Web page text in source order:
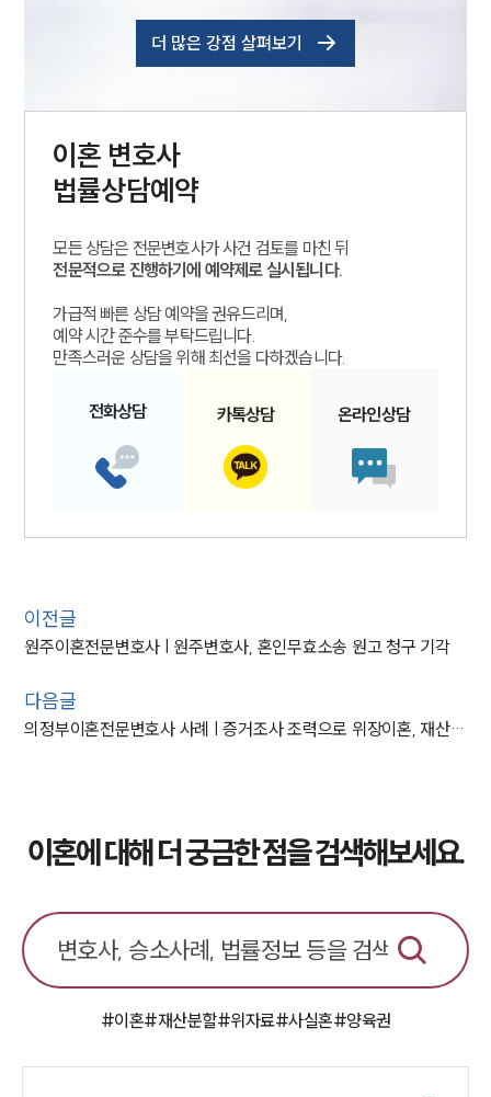
더 많은 강점 살펴보기
이혼 변호사
법률상담예약
모든 상담은 전문변호사가 사건 검토를 마친 뒤
전문적으로 진행하기에 예약제로 실시됩니다.
가급적 빠른 상담 예약을 권유드리며,
예약 시간 준수를 부탁드립니다.
만족스러운 상담을 위해 최선을 다하겠습니다.
전화상담 카톡상담 온라인상담
이전글
원주이혼전문변호사 | 원주변호사, 혼인무효소송 원고 청구 기각
다음글
의정부이혼전문변호사 사례 | 증거조사 조력으로 위장이혼, 재산은닉 증거 확보
이혼에 대해 더 궁금한 점을 검색해보세요.
#이혼#재산분할#위자료#사실혼#양육권